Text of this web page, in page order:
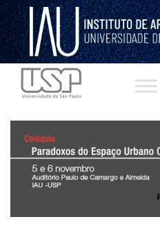
Pular
para
o
conteúdo